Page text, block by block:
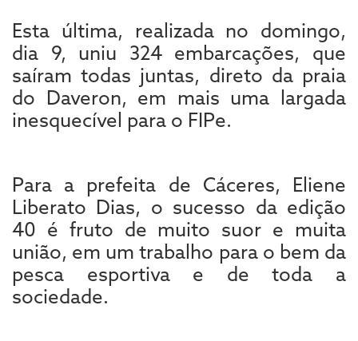
Esta última, realizada no domingo,
dia 9, uniu 324 embarcações, que
saíram todas juntas, direto da praia
do Daveron, em mais uma largada
inesquecível para o FIPe.
Para a prefeita de Cáceres, Eliene
Liberato Dias, o sucesso da edição
40 é fruto de muito suor e muita
união, em um trabalho para o bem da
pesca esportiva e de toda a
sociedade.